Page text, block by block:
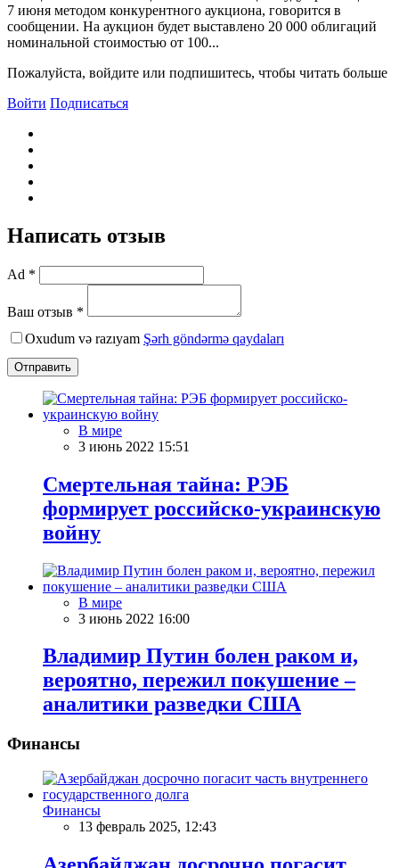
7 июня методом конкурентного аукциона, говорится в
сообщении. На аукцион будет выставлено 20 000 облигаций
номинальной стоимостью от 100...
Пожалуйста, войдите или подпишитесь, чтобы читать больше
Войти Подписаться
Написать отзыв
Ad *
Ваш отзыв *
Oxudum və razıyam Şərh göndərmə qaydaları
Отправить
В мире
3 июнь 2022 15:51
Смертельная тайна: РЭБ
формирует российско-украинскую
войну
В мире
3 июнь 2022 16:00
Владимир Путин болен раком и,
вероятно, пережил покушение –
аналитики разведки США
Финансы
Финансы
13 февраль 2025, 12:43